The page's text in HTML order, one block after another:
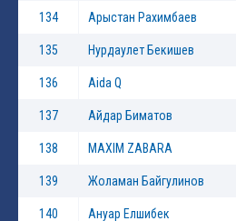
134 Арыстан Рахимбаев
135 Нурдаулет Бекишев
136 Aida Q
137 Айдар Биматов
138 MAXIM ZABARA
139 Жоламан Байгулинов
140 Ануар Елшибек